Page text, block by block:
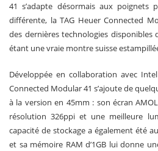
41 s’adapte désormais aux poignets
différente, la TAG Heuer Connected
des dernières technologies disponibles
étant une vraie montre suisse
Développée en collaboration avec
Connected Modular 41 s’ajoute de
à la version en 45mm : son écran
résolution 326ppi et une meilleure
capacité de stockage a également été
et sa mémoire RAM d’1GB lui donne